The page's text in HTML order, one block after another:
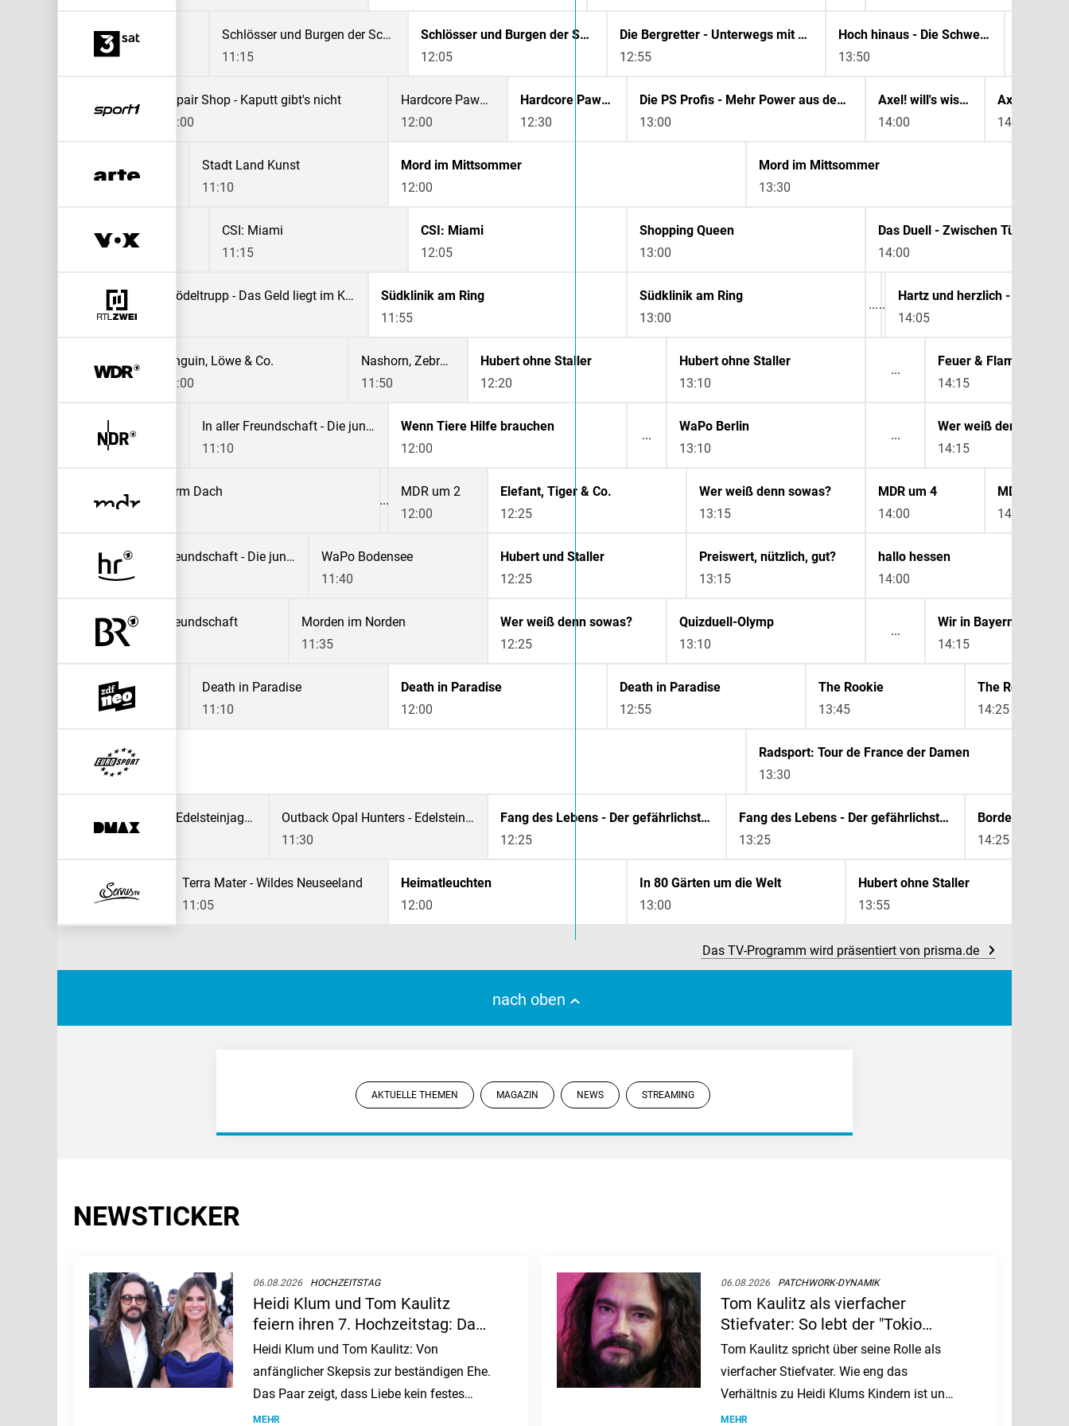
Querbeet
10:45
Schlösser und Burgen der Schweiz
11:15
Schlösser und Burgen der Schweiz
12:05
Die Bergretter - Unterwegs mit der Air-Glacier
12:55
Hoch hinaus - Die Schweiz über 3000 Metern
13:50
Repair Shop - Kaputt gibt's nicht
11:00
Hardcore Pawn Chicago
12:00
Hardcore Pawn Chicago
12:30
Die PS Profis - Mehr Power aus dem Pott
13:00
Axel! will's wissen
14:00
14:30
Stadt Land Kunst
11:10
Mord im Mittsommer
12:00
Mord im Mittsommer
13:30
CSI: Miami
11:15
CSI: Miami
12:05
Shopping Queen
13:00
Das Duell - Zwischen Tüll und
14:00
Der Trödeltrupp - Das Geld liegt im Keller
Südklinik am Ring
11:55
Südklinik am Ring
13:00
14:05
Pinguin, Löwe & Co.
11:00
Nashorn, Zebra & Co.
11:50
Hubert ohne Staller
12:20
Hubert ohne Staller
13:10
Feuer & Flamme
14:15
In aller Freundschaft - Die jungen Ärzte
11:10
Wenn Tiere Hilfe brauchen
12:00
WaPo Berlin
13:10
Wer weiß denn sowas?
14:15
Tiefwassertaucher unterm Dach
MDR um 2
12:00
Elefant, Tiger & Co.
12:25
Wer weiß denn sowas?
13:15
MDR um 4
14:00
MDR um 4
14:30
In aller Freundschaft - Die jungen Ärzte
10:50
WaPo Bodensee
11:40
Hubert und Staller
12:25
Preiswert, nützlich, gut?
13:15
hallo hessen
14:00
Schnittgut. Alles aus dem Garten
In aller Freundschaft
10:50
Morden im Norden
11:35
Wer weiß denn sowas?
12:25
Quizduell-Olymp
13:10
Wir in Bayern
14:15
Death in Paradise
11:10
Death in Paradise
12:00
Death in Paradise
12:55
The Rookie
13:45
The Rookie
14:25
Polen-Rundfahrt
Radsport: Tour de France der Damen
13:30
Outback Opal Hunters - Edelsteinjagd in Australien
Outback Opal Hunters - Edelsteinjagd in Australien
11:30
Fang des Lebens - Der gefährlichste Job Alaskas
12:25
Fang des Lebens - Der gefährlichste Job Alaskas
13:25
14:25
Terra Mater - Wildes Neuseeland
11:05
Heimatleuchten
12:00
In 80 Gärten um die Welt
13:00
Hubert ohne Staller
13:55
Das TV-Programm wird präsentiert von prisma.de
nach oben
AKTUELLE THEMEN MAGAZIN NEWS STREAMING
NEWSTICKER
06.08.2026 HOCHZEITSTAG
Heidi Klum und Tom Kaulitz
feiern ihren 7. Hochzeitstag: Das
ist ihre Liebesgeschichte
Heidi Klum und Tom Kaulitz: Von
anfänglicher Skepsis zur beständigen Ehe.
Das Paar zeigt, dass Liebe kein festes
Tempo kennt und alle Zweifel überdauern
MEHR
06.08.2026 PATCHWORK-DYNAMIK
Tom Kaulitz als vierfacher
Stiefvater: So lebt der "Tokio
Hotel"-Star mit Heidi Klums
Kindern
Tom Kaulitz spricht über seine Rolle als
vierfacher Stiefvater. Wie eng das
Verhältnis zu Heidi Klums Kindern ist und
warum eigener Nachwuchs kein Thema
MEHR